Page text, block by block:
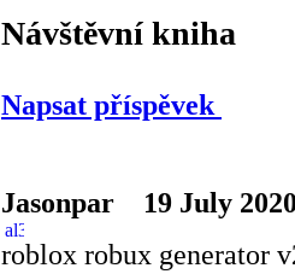
Návštěvní kniha
Napsat příspěvek
Jasonpar
19 July
roblox robux generator